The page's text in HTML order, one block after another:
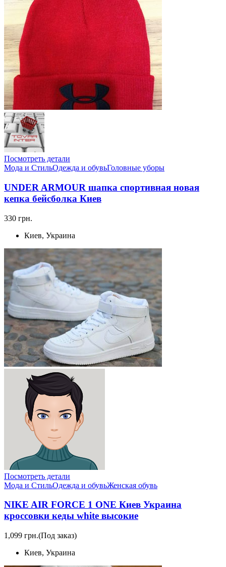
Посмотреть детали
Мода и СтильОдежда и обувьГоловные уборы
UNDER ARMOUR шапка спортивная новая
кепка бейсболка Киев
330 грн.
Киев, Украина
Посмотреть детали
Мода и СтильОдежда и обувьЖенская обувь
NIKE AIR FORCE 1 ONE Киев Украина
кроссовки кеды white высокие
1,099 грн.(Под заказ)
Киев, Украина